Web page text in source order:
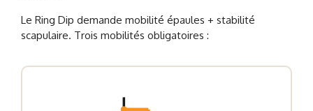
Le Ring Dip demande mobilité épaules + stabilité
scapulaire. Trois mobilités obligatoires :